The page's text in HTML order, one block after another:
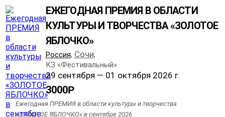
ЕЖЕГОДНАЯ ПРЕМИЯ В ОБЛАСТИ
КУЛЬТУРЫ И ТВОРЧЕСТВА «ЗОЛОТОЕ
ЯБЛОЧКО»
Россия, Сочи,
КЗ «Фестивальный»
29 сентября — 01 октября 2026 г.
3000Р
Ежегодная ПРЕМИЯ в области культуры и творчества
«ЗОЛОТОЕ ЯБЛОЧКО» в сентябре 2026